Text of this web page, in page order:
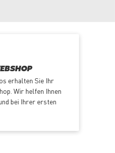
erhalten Sie Ihr
Wir helfen Ihnen
bei Ihrer ersten